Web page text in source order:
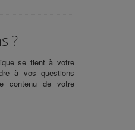
?
se tient à votre
à vos questions
contenu de votre